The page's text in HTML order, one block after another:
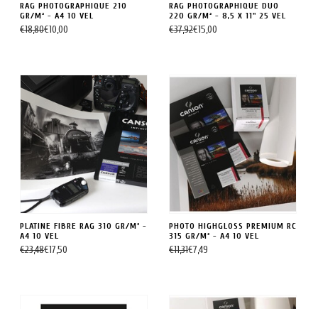
RAG PHOTOGRAPHIQUE 210
GR/M² - A4 10 VEL
€18,80€10,00
RAG PHOTOGRAPHIQUE DUO
220 GR/M² - 8,5 X 11" 25 VEL
€37,92€15,00
PLATINE FIBRE RAG 310 GR/M² -
A4 10 VEL
€23,48€17,50
PHOTO HIGHGLOSS PREMIUM RC
315 GR/M² - A4 10 VEL
€11,31€7,49